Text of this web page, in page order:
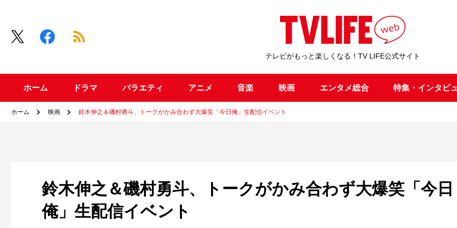
テレビがもっと楽しくなる！TV LIFE公式サイト
ホーム ドラマ バラエティ アニメ 音楽 映画 エンタメ総合 特集・インタビ
ホーム 映画 鈴木伸之＆磯村勇斗、トークがかみ合わず大爆笑「今日俺」生配信イベント
鈴木伸之＆磯村勇斗、トークがかみ合わず大爆笑「今日
俺」生配信イベント